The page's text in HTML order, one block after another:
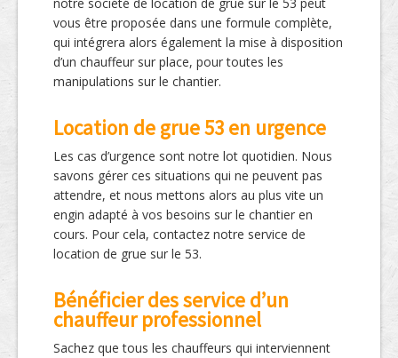
vous être proposée dans une formule complète,
qui intégrera alors également la mise à disposition
d’un chauffeur sur place, pour toutes les
manipulations sur le chantier.
Location de grue 53 en urgence
Les cas d’urgence sont notre lot quotidien. Nous
savons gérer ces situations qui ne peuvent pas
attendre, et nous mettons alors au plus vite un
engin adapté à vos besoins sur le chantier en
cours. Pour cela, contactez notre service de
location de grue sur le 53.
Bénéficier des service d’un
chauffeur professionnel
Sachez que tous les chauffeurs qui interviennent